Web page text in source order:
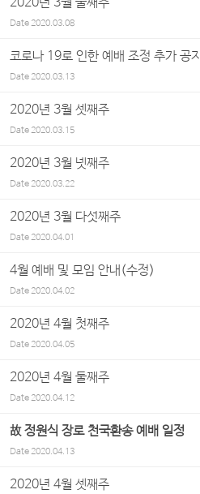
Date2020.03.08
코로나 19로 인한 예배 조정 추가 공지
Date2020.03.13
2020년 3월 셋째주
Date2020.03.15
2020년 3월 넷째주
Date2020.03.22
2020년 3월 다섯째주
Date2020.04.01
4월 예배 및 모임 안내(수정)
Date2020.04.02
2020년 4월 첫째주
Date2020.04.05
2020년 4월 둘째주
Date2020.04.12
故 정원식 장로 천국환송 예배 일정
Date2020.04.13
2020년 4월 셋째주